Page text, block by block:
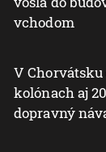
vchodom
V
kolónach aj
dopravný